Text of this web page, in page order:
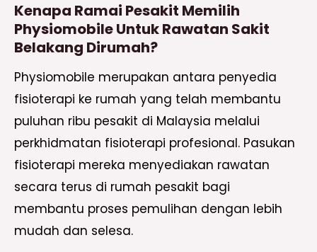
Kenapa Ramai Pesakit Memilih
Physiomobile Untuk Rawatan Sakit
Belakang Dirumah?
Physiomobile merupakan antara penyedia
fisioterapi ke rumah yang telah membantu
puluhan ribu pesakit di Malaysia melalui
perkhidmatan fisioterapi profesional. Pasukan
fisioterapi mereka menyediakan rawatan
secara terus di rumah pesakit bagi
membantu proses pemulihan dengan lebih
mudah dan selesa.